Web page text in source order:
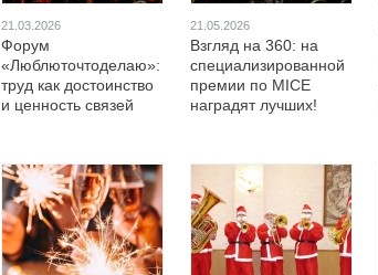
21.03.2026
Форум
«Люблюточтоделаю»:
труд как достоинство
и ценность связей
21.05.2026
Взгляд на 360: на
специализированной
премии по MICE
наградят лучших!